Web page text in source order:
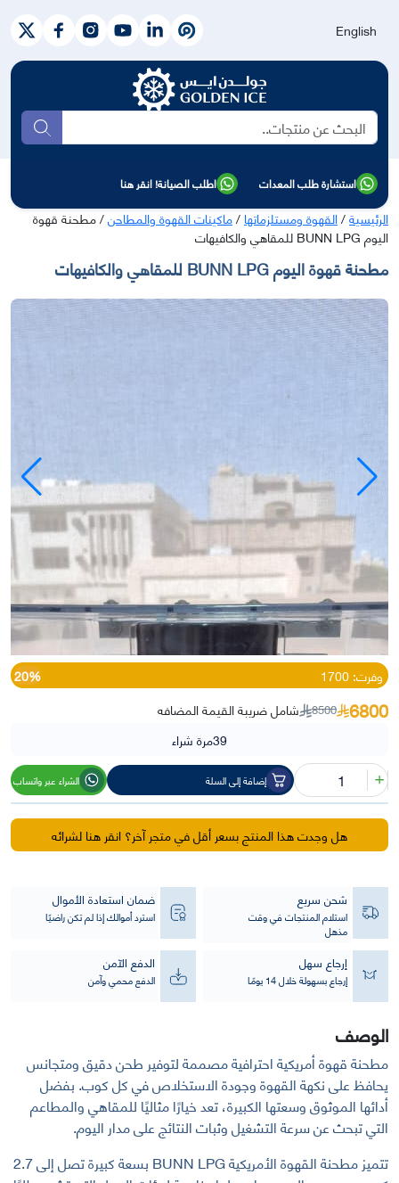
English
بحث
استشارة طلب المعدات اطلب الصيانة! انقر هنا
الرئيسية/القهوة ومستلزماتها/ماكينات القهوة والمطاحن/ مطحنة قهوة
اليوم BUNN LPG للمقاهي والكافيهات
مطحنة قهوة اليوم BUNN LPG للمقاهي والكافيهات
وفرت: 1700 20%
6800
8500
شامل ضريبة القيمة المضافه
39مرة شراء
كمية
مطحنة
قهوة
اليوم
BUNN
للمقاهي
والكافيهات
إضافة إلى السلة الشراء عبر واتساب
هل وجدت هذا المنتج بسعر أقل في متجر آخر؟ انقر هنا لشرائه
شحن سريع
استلام المنتجات في وقت
مذهل
ضمان استعادة الأموال
استرد أموالك إذا لم تكن راضيًا
إرجاع سهل
إرجاع بسهولة خلال 14 يومًا
الدفع الآمن
الدفع محمي وآمن
الوصف
مطحنة قهوة أمريكية احترافية مصممة لتوفير طحن دقيق ومتجانس
يحافظ على نكهة القهوة وجودة الاستخلاص في كل كوب. بفضل
أدائها الموثوق وسعتها الكبيرة، تعد خيارًا مثاليًا للمقاهي والمطاعم
التي تبحث عن سرعة التشغيل وثبات النتائج على مدار اليوم.
تتميز مطحنة القهوة الأمريكية BUNN LPG بسعة كبيرة تصل إلى 2.7